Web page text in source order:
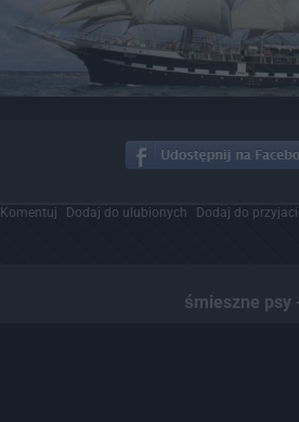
Komentuj Dodaj do ulubionych Dodaj do
śmieszne psy